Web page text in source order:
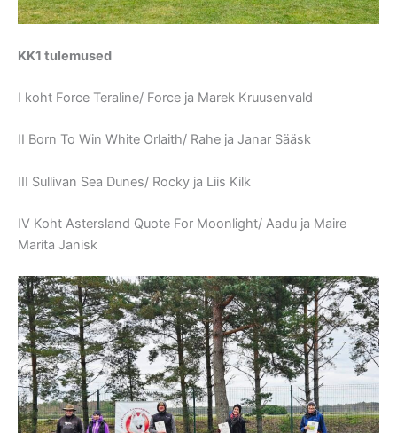
KK1 tulemused
I koht Force Teraline/ Force ja Marek Kruusenvald
II Born To Win White Orlaith/ Rahe ja Janar Sääsk
III Sullivan Sea Dunes/ Rocky ja Liis Kilk
IV Koht Astersland Quote For Moonlight/ Aadu ja Maire
Marita Janisk